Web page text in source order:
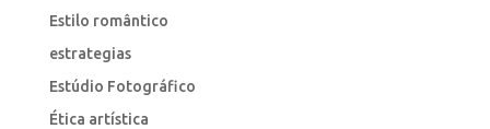
Estilo romântico
estrategias
Estúdio Fotográfico
Ética artística